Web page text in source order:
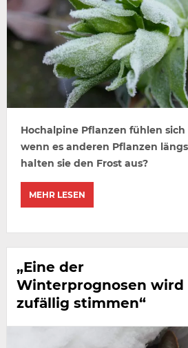
Hochalpine Pflanzen fühlen
wenn es anderen Pflanzen
halten sie den Frost aus?
MEHR LESEN
„Eine der
Winterprognosen wird
zufällig stimmen“